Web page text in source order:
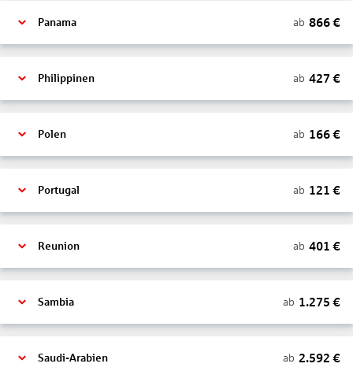
Panama ab 866€
Philippinen ab 427 €
Polen ab 166€
Portugal ab 121 €
Reunion ab 401 €
Sambia ab 1.275 €
Saudi-Arabien ab 2.592 €